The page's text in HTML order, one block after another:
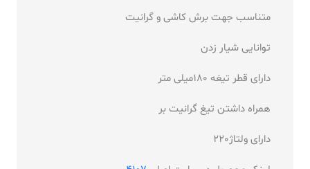
متناسب جهت برش کاشی و گرانیت
توانایی شیار زدن
دارای قطر تیغه 180میلی متر
همراه داشتن تیغ گرانیت بر
دارای ولتاژ220